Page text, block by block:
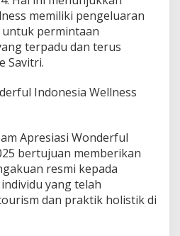
memiliki pengeluaran
permintaan
terpadu dan terus
Savitri.
Indonesia Wellness
Apresiasi Wonderful
bertujuan memberikan
resmi kepada
yang telah
dan praktik holistik di